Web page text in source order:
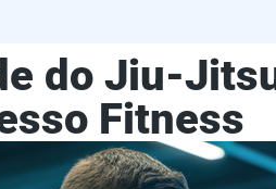
do Jiu-
Fitness